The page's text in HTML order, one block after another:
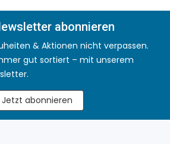
abonnieren
& Aktionen nicht verpassen.
gut sortiert – mit unserem
Jetzt abonnieren